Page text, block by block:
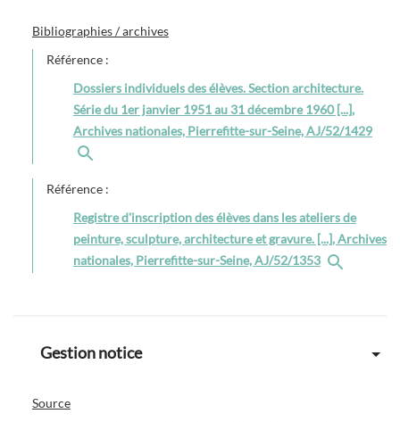
Bibliographies / archives
Référence :
Dossiers individuels des élèves. Section architecture.
Série du 1er janvier 1951 au 31 décembre 1960 [...],
Archives nationales, Pierrefitte-sur-Seine, AJ/52/1429
Référence :
Registre d'inscription des élèves dans les ateliers de
peinture, sculpture, architecture et gravure. [...], Archives
nationales, Pierrefitte-sur-Seine, AJ/52/1353
Gestion notice
Source